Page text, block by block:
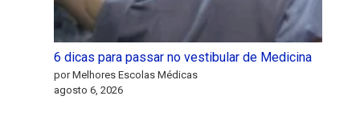
6 dicas para passar no vestibular de Medicina
por Melhores Escolas Médicas
agosto 6, 2026